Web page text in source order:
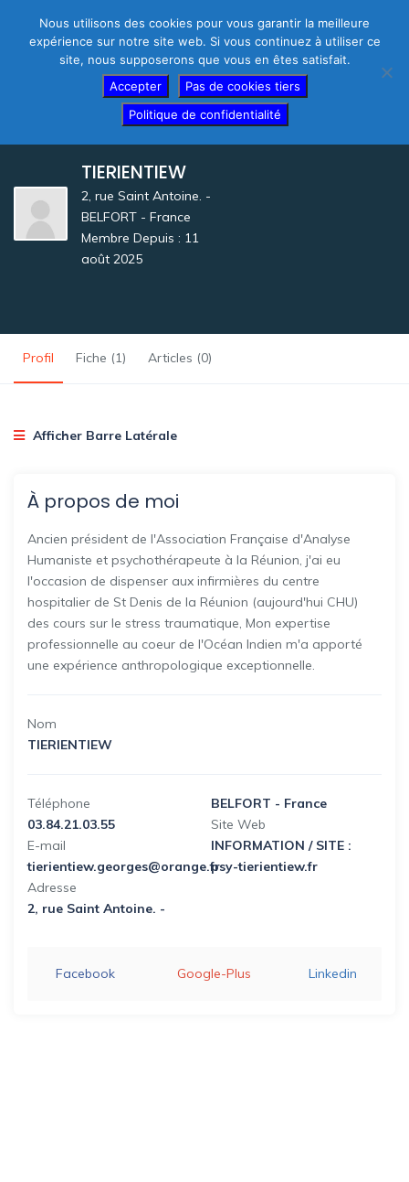
TIERIENTIEW
2, rue Saint Antoine. -
BELFORT - France
Membre Depuis : 11
août 2025
Profil Fiche (1) Articles (0)
Afficher Barre Latérale
À propos de moi
Ancien président de l'Association Française d'Analyse
Humaniste et psychothérapeute à la Réunion, j'ai eu
l'occasion de dispenser aux infirmières du centre
hospitalier de St Denis de la Réunion (aujourd'hui CHU)
des cours sur le stress traumatique, Mon expertise
professionnelle au coeur de l'Océan Indien m'a apporté
une expérience anthropologique exceptionnelle.
Nom
TIERIENTIEW
Téléphone
03.84.21.03.55
E-mail
tierientiew.georges@orange.fr
Adresse
2, rue Saint Antoine. -
BELFORT - France
Site Web
INFORMATION / SITE :
psy-tierientiew.fr
Facebook Google-Plus Linkedin
Nous utilisons des cookies pour vous garantir la meilleure
expérience sur notre site web. Si vous continuez à utiliser ce
site, nous supposerons que vous en êtes satisfait.
Accepter
Pas de cookies tiers
Politique de confidentialité